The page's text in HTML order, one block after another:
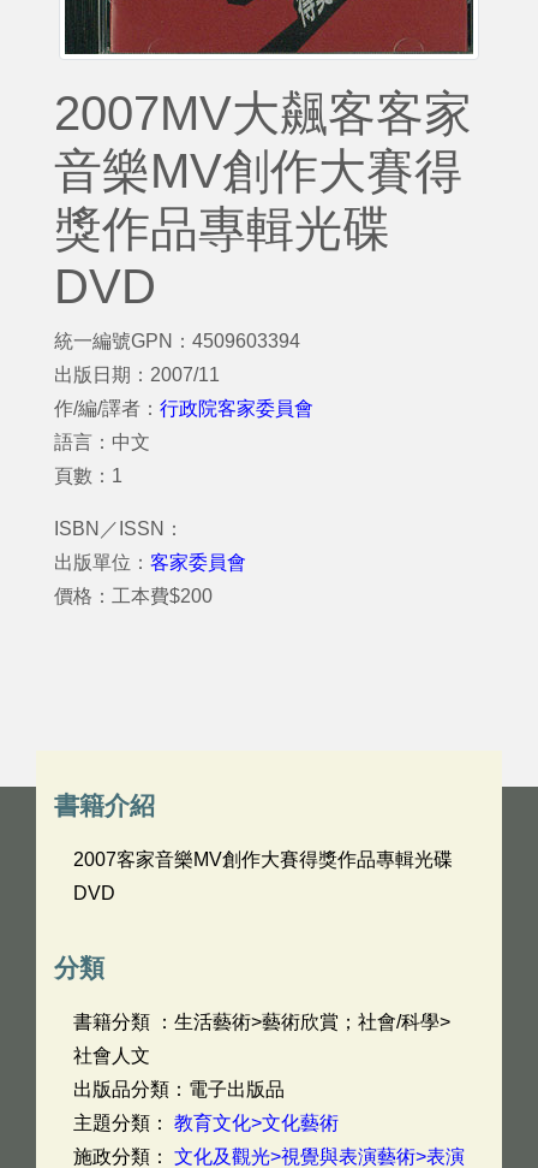
2007MV大飆客客家
音樂MV創作大賽得
獎作品專輯光碟
DVD
統一編號GPN：4509603394
出版日期：2007/11
作/編/譯者： 行政院客家委員會
語言：中文
頁數：1
ISBN／ISSN：
出版單位： 客家委員會
價格：工本費$200
書籍介紹
2007客家音樂MV創作大賽得獎作品專輯光碟
DVD
分類
書籍分類 ：生活藝術>藝術欣賞；社會/科學>
社會人文
出版品分類：電子出版品
主題分類： 教育文化>文化藝術
施政分類： 文化及觀光>視覺與表演藝術>表演